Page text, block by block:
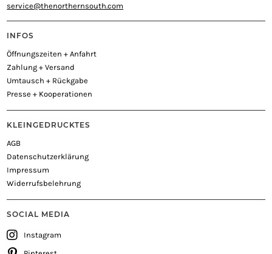
service@thenorthernsouth.com
INFOS
Öffnungszeiten + Anfahrt
Zahlung + Versand
Umtausch + Rückgabe
Presse + Kooperationen
KLEINGEDRUCKTES
AGB
Datenschutzerklärung
Impressum
Widerrufsbelehrung
SOCIAL MEDIA
Instagram